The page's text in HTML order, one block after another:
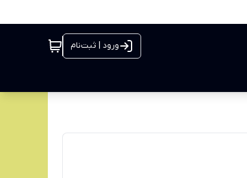
ورود | ثبت‌نام